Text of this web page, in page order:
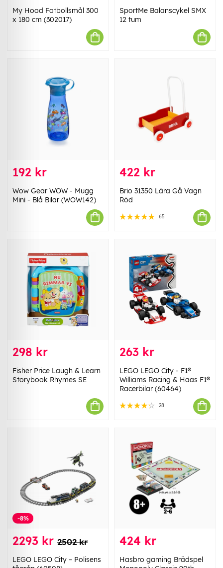
My Hood Fotbollsmål 300
x 180 cm (302017)
SportMe Balanscykel SMX
12 tum
192 kr
Wow Gear WOW - Mugg
Mini - Blå Bilar (WOW142)
422 kr
Brio 31350 Lära Gå Vagn
Röd
65
298 kr
Fisher Price Laugh & Learn
Storybook Rhymes SE
263 kr
LEGO LEGO City - F1®
Williams Racing & Haas F1®
Racerbilar (60464)
28
-8%
2293 kr 2502 kr
LEGO LEGO City – Polisens
424 kr
Hasbro gaming Brädspel